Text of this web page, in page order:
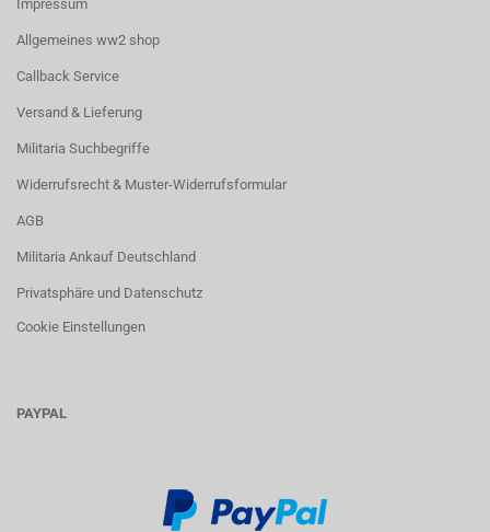
Impressum
Allgemeines ww2 shop
Callback Service
Versand & Lieferung
Militaria Suchbegriffe
Widerrufsrecht & Muster-Widerrufsformular
AGB
Militaria Ankauf Deutschland
Privatsphäre und Datenschutz
Cookie Einstellungen
PAYPAL